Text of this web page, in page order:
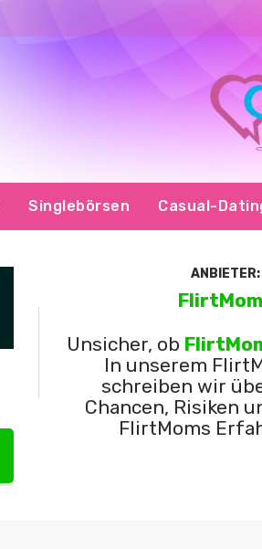
Singlebörsen Casual-
ANBIETER:
Unsicher, ob
In unserem
schreiben wir
Chancen, Risiken
FlirtMoms